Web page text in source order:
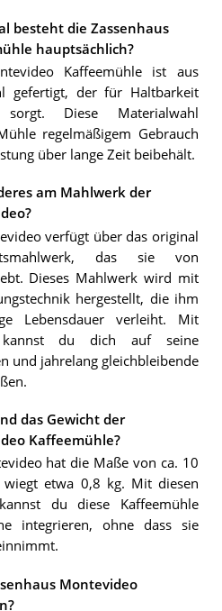
besteht die Zassenhaus
hauptsächlich?
Kaffeemühle ist aus
gefertigt, der für Haltbarkeit
Diese Materialwahl
regelmäßigem Gebrauch
über lange Zeit beibehält.
am Mahlwerk der
verfügt über das original
das sie von
Dieses Mahlwerk wird mit
hergestellt, die ihm
Lebensdauer verleiht. Mit
kannst du dich auf seine
und jahrelang gleichbleibende
das Gewicht der
Kaffeemühle?
hat die Maße von ca. 10
etwa 0,8 kg. Mit diesen
du diese Kaffeemühle
integrieren, ohne dass sie
Montevideo